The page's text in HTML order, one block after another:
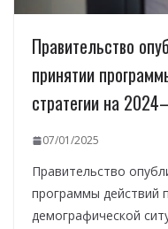
Правительство
принятии
стратегии на
07/01/2025
Правительство
программы действий
демографической